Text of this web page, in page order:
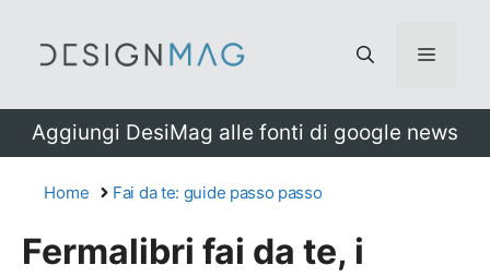
Menu
Aggiungi DesiMag alle fonti di google news
Home Fai da te: guide passo passo
Fermalibri fai da te, i